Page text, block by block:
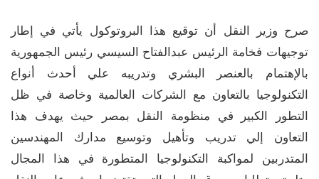
صرح وزير النقل أن توقيع هذا البروتوكول يأتي في إطار
توجيهات فخامة الرئيس عبدالفتاح السيسي رئيس الجمهورية
بالإهتمام بالعنصر البشري وتدريبه علي أحدث أنواع
التكنولوجيا بالتعاون مع الشركات العالمية وخاصة في ظل
التطور الكبير في منظومة النقل بمصر حيث يهدف هذا
التعاون إلي تدريب وتأهيل وتوسيع مدارك المهندسين
المتدربين لمواكبة التكنولوجيا المتطورة في هذا المجال